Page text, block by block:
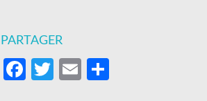
PARTAGER
Facebook
Twitter
Email